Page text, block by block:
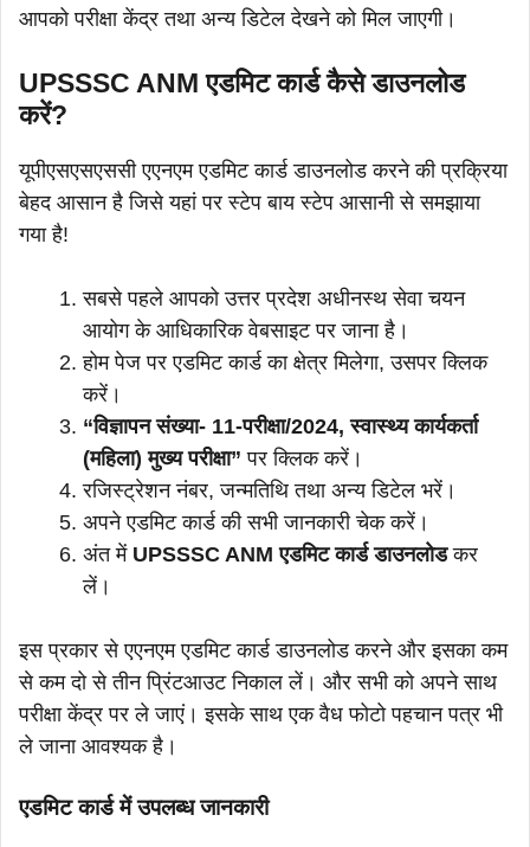
आपको परीक्षा केंद्र तथा अन्य डिटेल देखने को मिल जाएगी।
UPSSSC ANM एडमिट कार्ड कैसे डाउनलोड
करें?
यूपीएसएसएससी एएनएम एडमिट कार्ड डाउनलोड करने की प्रक्रिया
बेहद आसान है जिसे यहां पर स्टेप बाय स्टेप आसानी से समझाया
गया है!
सबसे पहले आपको उत्तर प्रदेश अधीनस्थ सेवा चयन
आयोग के आधिकारिक वेबसाइट पर जाना है।
होम पेज पर एडमिट कार्ड का क्षेत्र मिलेगा, उसपर क्लिक
करें।
“विज्ञापन संख्या- 11-परीक्षा/2024, स्वास्थ्य कार्यकर्ता
(महिला) मुख्य परीक्षा” पर क्लिक करें।
रजिस्ट्रेशन नंबर, जन्मतिथि तथा अन्य डिटेल भरें।
अपने एडमिट कार्ड की सभी जानकारी चेक करें।
अंत में UPSSSC ANM एडमिट कार्ड डाउनलोडकर
लें।
इस प्रकार से एएनएम एडमिट कार्ड डाउनलोड करने और इसका कम
से कम दो से तीन प्रिंटआउट निकाल लें। और सभी को अपने साथ
परीक्षा केंद्र पर ले जाएं। इसके साथ एक वैध फोटो पहचान पत्र भी
ले जाना आवश्यक है।
एडमिट कार्ड में उपलब्ध जानकारी